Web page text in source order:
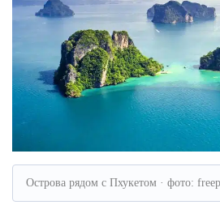
Острова рядом с Пхукетом · фото: